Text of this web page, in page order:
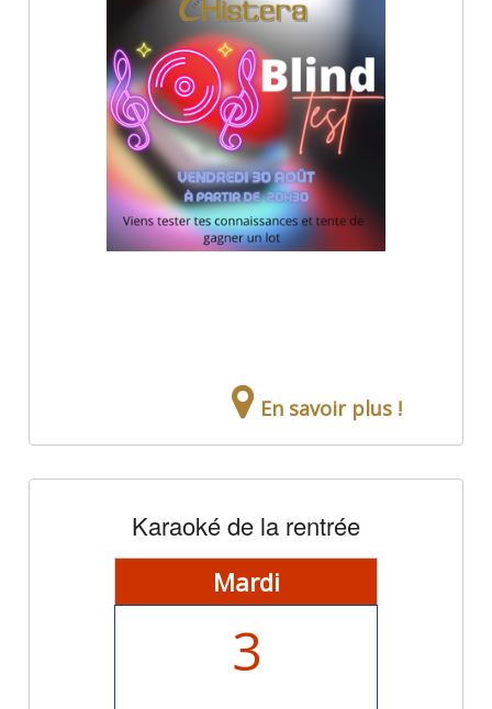
En savoir plus !
Karaoké de la rentrée
Mardi
3